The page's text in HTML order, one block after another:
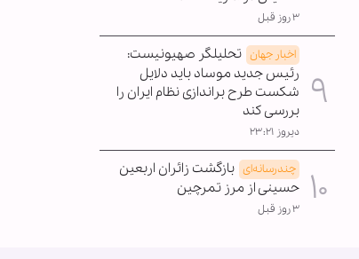
۳ روز قبل
اخبار جهان تحلیلگر صهیونیست:
رئیس جدید موساد باید دلایل
شکست طرح براندازی نظام ایران را
بررسی کند
دیروز ۲۳:۲۱
چندرسانه‌ای بازگشت زائران اربعین
حسینی از مرز تمرچین
۳ روز قبل